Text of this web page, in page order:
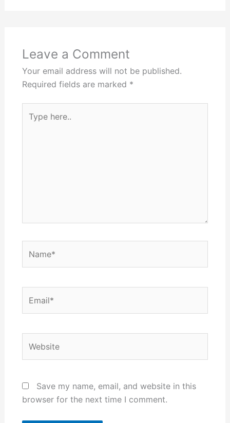
Leave a Comment
Your email address will not be published.
Required fields are marked *
here..
Save my name, email, and website in this
browser for the next time I comment.